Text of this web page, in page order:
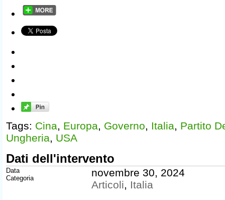
Tags: Cina, Europa, Governo, Italia, Partito
Ungheria, USA
Dati dell'intervento
Data
Categoria
novembre 30, 2024
Articoli, Italia